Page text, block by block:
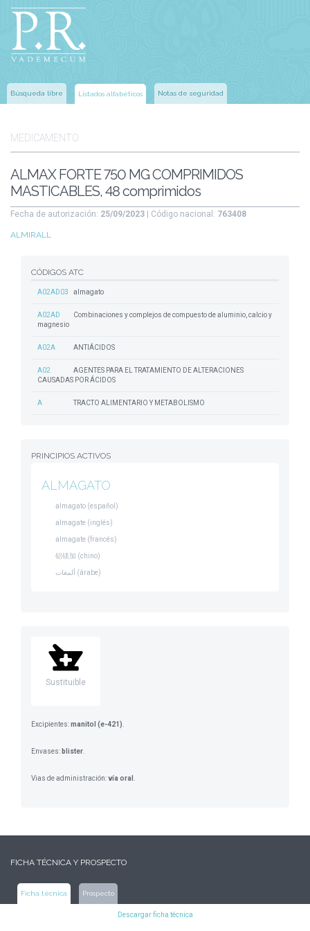
Búsqueda libre Listados alfabéticos Notas de seguridad
MEDICAMENTO
ALMAX FORTE 750 MG COMPRIMIDOS
MASTICABLES, 48 comprimidos
Fecha de autorización: 25/09/2023 | Código nacional: 763408
ALMIRALL
CÓDIGOS ATC
A02AD03 almagato
A02AD
Combinaciones y complejos de compuesto de aluminio, calcio y
magnesio
A02A ANTIÁCIDOS
A02
AGENTES PARA EL TRATAMIENTO DE ALTERACIONES
CAUSADAS POR ÁCIDOS
A TRACTO ALIMENTARIO Y METABOLISMO
PRINCIPIOS ACTIVOS
ALMAGATO
almagato (español)
almagate (inglés)
almagate (francés)
铝镁加 (chino)
ألمغات (árabe)
Sustituible
Excipientes:manitol (e-421)
Envases: blister
Vias de administración:vía oral
FICHA TÉCNICA Y PROSPECTO
Ficha técnica Prospecto
Descargar ficha técnica